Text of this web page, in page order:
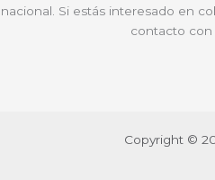
nacional. Si estás interesado en
contacto con
Copyright ©